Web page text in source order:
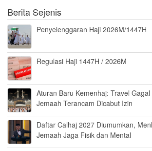
Berita Sejenis
Penyelenggaran Haji 2026M/1447H
Regulasi Haji 1447H / 2026M
Aturan Baru Kemenhaj: Travel
Jemaah Terancam Dicabut Izin
Daftar Calhaj 2027 Diumumkan,
Jemaah Jaga Fisik dan Mental